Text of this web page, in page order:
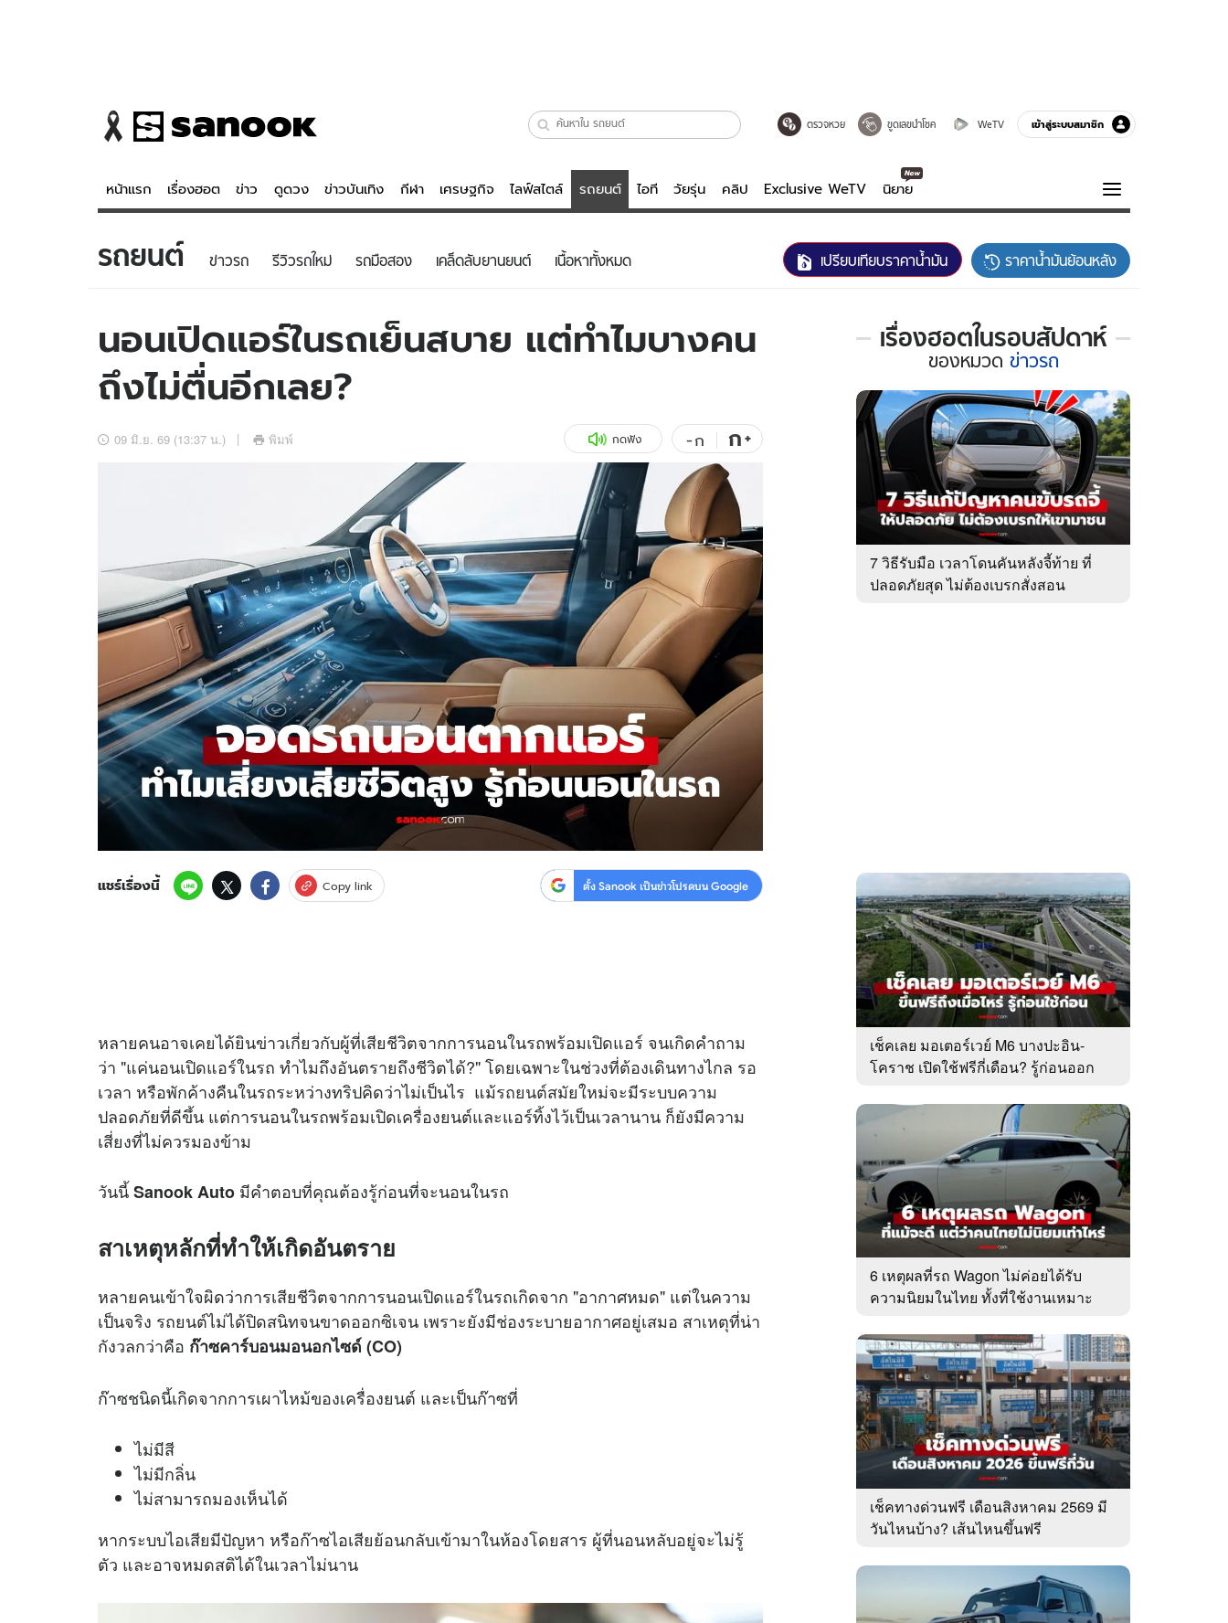
ตรวจหวย ขูดเลขนำโชค WeTV เข้าสู่ระบบสมาชิก
หน้าแรก เรื่องฮอต ข่าว ดูดวง ข่าวบันเทิง กีฬา เศรษฐกิจ ไลฟ์สไตล์ รถยนต์ ไอที วัยรุ่น คลิป Exclusive WeTV นิยาย
ข่าว
ข่าวบันเทิง
ข่าวกีฬา
ข่าวเศรษฐกิจ
อัปเดตจีน
ดูดวง - ตรวจหวย
สถิติหวยไทย
หวยลาว
ไลฟ์สไตล์
วัยรุ่น
สุขภาพ
เที่ยว-กิน
Tasteful Thailand
Sanook Choice
บันเทิงครบรส
หนัง-ละคร
เกมส์
ดูทีวี
นิยาย
ความรู้รอบตัว
ฮาวทู
ดาวน์โหลดสนุกแอปฟรี ติดตามสนุกโซเชียลได้ที่
สงวนลิขสิทธิ์ ©2569บริษัท อิมเมจ ฟิวเจอร์ (ประเทศไทย) จำกัด
รถยนต์ ข่าวรถ รีวิวรถใหม่ รถมือสอง เคล็ดลับยานยนต์ เนื้อหาทั้งหมด เปรียบเทียบราคาน้ำมัน ราคาน้ำมันย้อนหลัง
นอนเปิดแอร์ในรถเย็นสบาย แต่ทำไมบางคน
ถึงไม่ตื่นอีกเลย?
09 มิ.ย. 69 (13:37 น.) พิมพ์ กดฟัง -ก ก+
แชร์เรื่องนี้ Copy link ตั้ง Sanook เป็นข่าวโปรดบน Google
หลายคนอาจเคยได้ยินข่าวเกี่ยวกับผู้ที่เสียชีวิตจากการนอนในรถพร้อมเปิดแอร์ จนเกิดคำถาม
ว่า "แค่นอนเปิดแอร์ในรถ ทำไมถึงอันตรายถึงชีวิตได้?" โดยเฉพาะในช่วงที่ต้องเดินทางไกล รอ
เวลา หรือพักค้างคืนในรถระหว่างทริปคิดว่าไม่เป็นไร แม้รถยนต์สมัยใหม่จะมีระบบความ
ปลอดภัยที่ดีขึ้น แต่การนอนในรถพร้อมเปิดเครื่องยนต์และแอร์ทิ้งไว้เป็นเวลานาน ก็ยังมีความ
เสี่ยงที่ไม่ควรมองข้าม
วันนี้Sanook Auto มีคำตอบที่คุณต้องรู้ก่อนที่จะนอนในรถ
สาเหตุหลักที่ทำให้เกิดอันตราย
หลายคนเข้าใจผิดว่าการเสียชีวิตจากการนอนเปิดแอร์ในรถเกิดจาก "อากาศหมด" แต่ในความ
เป็นจริง รถยนต์ไม่ได้ปิดสนิทจนขาดออกซิเจน เพราะยังมีช่องระบายอากาศอยู่เสมอ สาเหตุที่น่า
กังวลกว่าคือ ก๊าซคาร์บอนมอนอกไซด์ (CO)
ก๊าซชนิดนี้เกิดจากการเผาไหม้ของเครื่องยนต์ และเป็นก๊าซที่
ไม่มีสี
ไม่มีกลิ่น
ไม่สามารถมองเห็นได้
หากระบบไอเสียมีปัญหา หรือก๊าซไอเสียย้อนกลับเข้ามาในห้องโดยสาร ผู้ที่นอนหลับอยู่จะไม่รู้
ตัว และอาจหมดสติได้ในเวลาไม่นาน
เรื่องฮอตในรอบสัปดาห์
เรื่อง
ใน
รอบ
สัปดาห์
ของ
หมวด
ของหมวด ข่าวรถ
7 วิธีรับมือ เวลาโดนคันหลังจี้ท้าย ที่
ปลอดภัยสุด ไม่ต้องเบรกสั่งสอน
เช็คเลย มอเตอร์เวย์ M6 บางปะอิน-
โคราช เปิดใช้ฟรีกี่เดือน? รู้ก่อนออก
6 เหตุผลที่รถ Wagon ไม่ค่อยได้รับ
ความนิยมในไทย ทั้งที่ใช้งานเหมาะ
เช็คทางด่วนฟรี เดือนสิงหาคม 2569 มี
วันไหนบ้าง? เส้นไหนขึ้นฟรี